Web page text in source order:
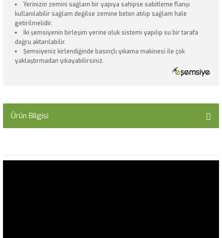
Yerinizin zemini sağlam bir yapıya sahipse sabitleme flanşı
kullanılabilir sağlam değilse zemine beton atılıp sağlam hale
getirilmelidir.
İki şemsiyenin birleşim yerine oluk sistemi yapılıp su bir tarafa
doğru aktarılabilir.
Şemsiyeniz kirlendiğinde basınçlı yıkama makinesi ile çok
yaklaştırmadan yıkayabilirsiniz.
Ürün Bilgisi